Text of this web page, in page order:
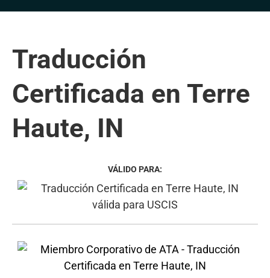
Traducción
Certificada en Terre
Haute, IN
VÁLIDO PARA: